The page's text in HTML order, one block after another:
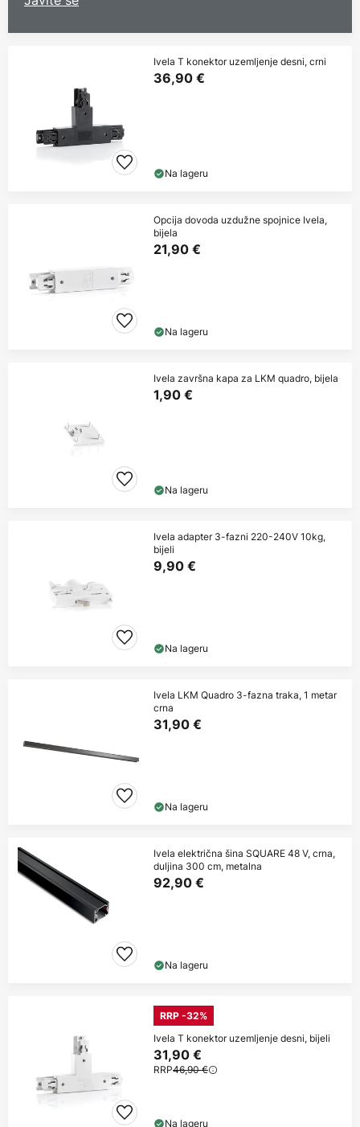
Ivela T konektor uzemljenje desni, crni
36,90 €
Na lageru
Opcija dovoda uzdužne spojnice Ivela,
bijela
21,90 €
Na lageru
Ivela završna kapa za LKM quadro, bijela
1,90 €
Na lageru
Ivela adapter 3-fazni 220-240V 10kg,
bijeli
9,90 €
Na lageru
Ivela LKM Quadro 3-fazna traka, 1 metar
crna
31,90 €
Na lageru
Ivela električna šina SQUARE 48 V, crna,
duljina 300 cm, metalna
92,90 €
Na lageru
RRP -32%
Ivela T konektor uzemljenje desni, bijeli
31,90 €
RRP46,90 €
Na lageru